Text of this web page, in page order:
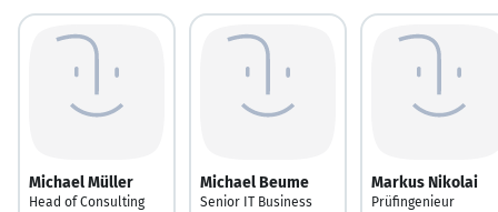
Michael Müller
Head of Consulting
Michael Beume
Senior IT Business
Markus Nikolai
Prüfingenieur